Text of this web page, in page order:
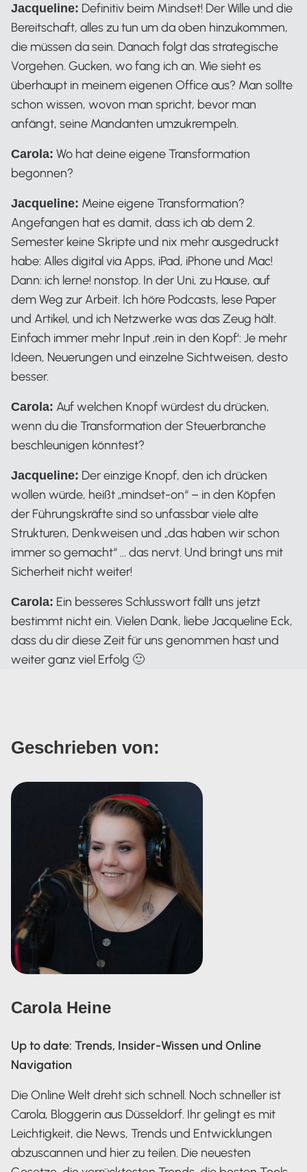
Jacqueline: Definitiv beim Mindset! Der Wille und die
Bereitschaft, alles zu tun um da oben hinzukommen,
die müssen da sein. Danach folgt das strategische
Vorgehen. Gucken, wo fang ich an. Wie sieht es
überhaupt in meinem eigenen Office aus? Man sollte
schon wissen, wovon man spricht, bevor man
anfängt, seine Mandanten umzukrempeln.
Carola: Wo hat deine eigene Transformation
begonnen?
Jacqueline: Meine eigene Transformation?
Angefangen hat es damit, dass ich ab dem 2.
Semester keine Skripte und nix mehr ausgedruckt
habe: Alles digital via Apps, iPad, iPhone und Mac!
Dann: ich lerne! nonstop. In der Uni, zu Hause, auf
dem Weg zur Arbeit. Ich höre Podcasts, lese Paper
und Artikel, und ich Netzwerke was das Zeug hält.
Einfach immer mehr Input ‚rein in den Kopf‘: Je mehr
Ideen, Neuerungen und einzelne Sichtweisen, desto
besser.
Carola: Auf welchen Knopf würdest du drücken,
wenn du die Transformation der Steuerbranche
beschleunigen könntest?
Jacqueline: Der einzige Knopf, den ich drücken
wollen würde, heißt „mindset-on“ – in den Köpfen
der Führungskräfte sind so unfassbar viele alte
Strukturen, Denkweisen und „das haben wir schon
immer so gemacht“ … das nervt. Und bringt uns mit
Sicherheit nicht weiter!
Carola: Ein besseres Schlusswort fällt uns jetzt
bestimmt nicht ein. Vielen Dank, liebe Jacqueline Eck,
dass du dir diese Zeit für uns genommen hast und
weiter ganz viel Erfolg 🙂
Geschrieben von:
Carola Heine
Up to date: Trends, Insider-Wissen und Online
Navigation
Die Online Welt dreht sich schnell. Noch schneller ist
Carola, Bloggerin aus Düsseldorf. Ihr gelingt es mit
Leichtigkeit, die News, Trends und Entwicklungen
abzuscannen und hier zu teilen. Die neuesten